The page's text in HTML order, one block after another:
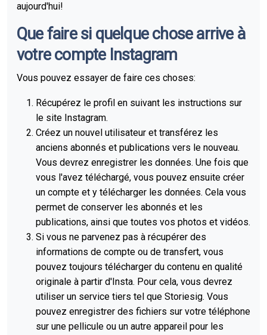
aujourd'hui!
Que faire si quelque chose arrive à
votre compte Instagram
Vous pouvez essayer de faire ces choses:
Récupérez le profil en suivant les instructions sur
le site Instagram.
Créez un nouvel utilisateur et transférez les
anciens abonnés et publications vers le nouveau.
Vous devrez enregistrer les données. Une fois que
vous l'avez téléchargé, vous pouvez ensuite créer
un compte et y télécharger les données. Cela vous
permet de conserver les abonnés et les
publications, ainsi que toutes vos photos et vidéos.
Si vous ne parvenez pas à récupérer des
informations de compte ou de transfert, vous
pouvez toujours télécharger du contenu en qualité
originale à partir d'Insta. Pour cela, vous devrez
utiliser un service tiers tel que Storiesig. Vous
pouvez enregistrer des fichiers sur votre téléphone
sur une pellicule ou un autre appareil pour les